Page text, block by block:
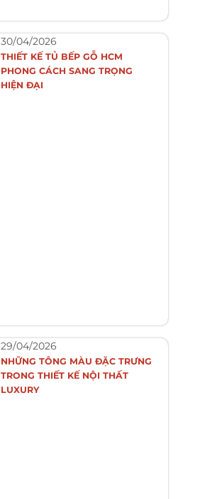
30/04/2026
THIẾT KẾ TỦ BẾP GỖ HCM
PHONG CÁCH SANG TRỌNG
HIỆN ĐẠI
29/04/2026
NHỮNG TÔNG MÀU ĐẶC TRƯNG
TRONG THIẾT KẾ NỘI THẤT
LUXURY